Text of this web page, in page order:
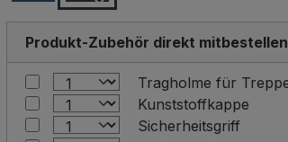
Produkt-Zubehör direkt mitbestellen
Kunststoffkappe
Sicherheitsgriff